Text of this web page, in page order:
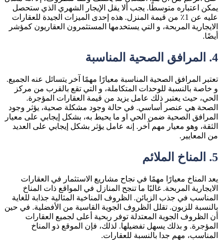
يمكن اعتباره متوسطًا. يجب ألا يقل الإيجار الشهري الذي ستحصل
عليه عن 1٪ من قيمة المنزل. هذه إحدى الميزات الجيدة للعقارات
الايجارية المربحة، و التي يستخدمها المستثمرون العقاريون كمؤشر
أيضًا.
4. المرافق الصحية المناسبة
تعتبر المرافق الصحية المناسبة معيارًا مهمًا آخر يتسائل عنه الجميع.
و خاصة بالنسبة للوحدات المتكاملة، و التي تقع بالقرب من مركز
الحي، حيث يعتبر ذلك عامل يزيد من قيمة العقارات المؤجرة.
الصحة هي عنصر أساسي. في حالة وجود مشكلة صحية، يؤثر وجود
المرافق الصحية ضمن الحي او ما يحيط به، بشكل إيجابي على معيار
الثقة، وهو معيار مهم آخر. إنه عامل يؤثر بشكل إيجابي على العديد
من المعايير.
5. المناخ الملائم
يعد المناخ معيارًا مهمًا في نجاح مشاريع الاستثمار في العقارات
الايجارية المربحة. غالبًا ما تنجح المنازل في المواقع ذات المناخ
المناسب في جذب الزبائن. الظروف المناخية المثالية جذابة للغاية
بالنسبة للزبون. تقلل الظروف الجوية القاسية من الأفضلية. في حين
أن الظروف الجوية المعتدلة توفر ربحية أعلى لجميع العقارات
المؤجرة. و بذلك يسهل تفضيلها. لذلك، فإن الموقع ذو المناخ
المناسب، مهم جدا بالنسبة للعقارات.